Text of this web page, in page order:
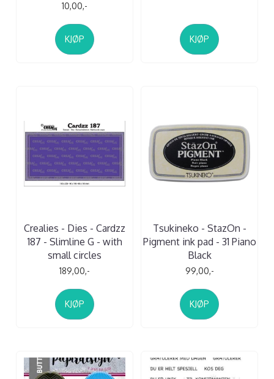
10,00,-
KJØP KJØP
Crealies - Dies - Cardzz
187 - Slimline G - with
small circles
189,00,-
KJØP
Tsukineko - StazOn -
Pigment ink pad - 31 Piano
Black
99,00,-
KJØP